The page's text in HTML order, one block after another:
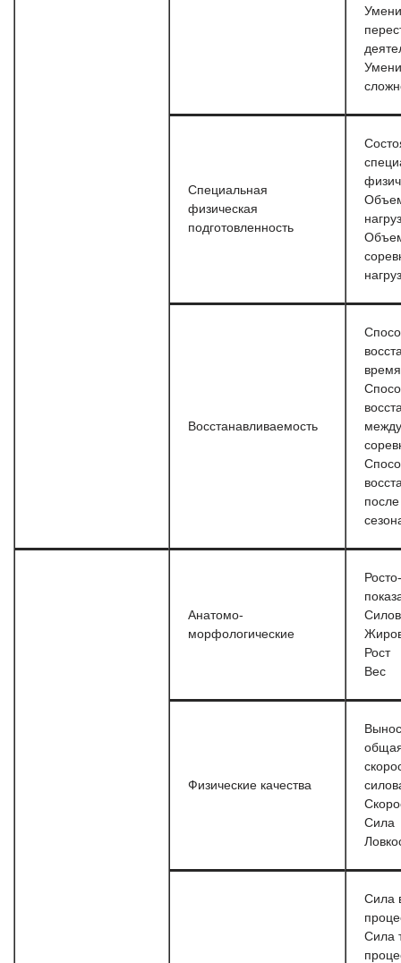
Специальная
физическая
подготовленность
Восстанавливаемость
между
Анатомо-
морфологические
Рост
Вес
Физические качества
Сила
Сила
Сила